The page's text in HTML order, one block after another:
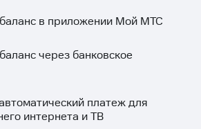
в приложении Мой МТС
через банковское
платеж для
интернета и ТВ